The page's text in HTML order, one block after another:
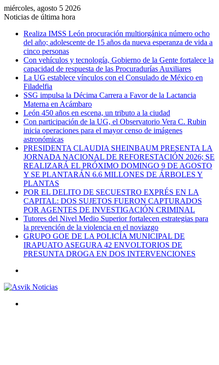
miércoles, agosto 5 2026
Noticias de última hora
Realiza IMSS León procuración multiorgánica número ocho
del año; adolescente de 15 años da nueva esperanza de vida a
cinco personas
Con vehículos y tecnología, Gobierno de la Gente fortalece la
capacidad de respuesta de las Procuradurías Auxiliares
La UG establece vínculos con el Consulado de México en
Filadelfia
SSG impulsa la Décima Carrera a Favor de la Lactancia
Materna en Acámbaro
León 450 años en escena, un tributo a la ciudad
Con participación de la UG, el Observatorio Vera C. Rubin
inicia operaciones para el mayor censo de imágenes
astronómicas
PRESIDENTA CLAUDIA SHEINBAUM PRESENTA LA
JORNADA NACIONAL DE REFORESTACIÓN 2026; SE
REALIZARÁ EL PRÓXIMO DOMINGO 9 DE AGOSTO
Y SE PLANTARÁN 6.6 MILLONES DE ÁRBOLES Y
PLANTAS
POR EL DELITO DE SECUESTRO EXPRÉS EN LA
CAPITAL: DOS SUJETOS FUERON CAPTURADOS
POR AGENTES DE INVESTIGACIÓN CRIMINAL
Tutores del Nivel Medio Superior fortalecen estrategias para
la prevención de la violencia en el noviazgo
GRUPO GOE DE LA POLICÍA MUNICIPAL DE
IRAPUATO ASEGURA 42 ENVOLTORIOS DE
PRESUNTA DROGA EN DOS INTERVENCIONES